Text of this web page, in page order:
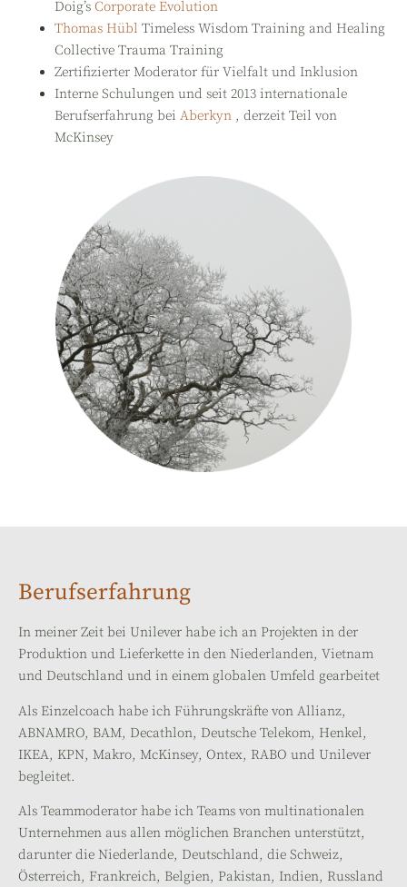
Doig’s Corporate Evolution
Thomas Hübl Timeless Wisdom Training and Healing
Collective Trauma Training
Zertifizierter Moderator für Vielfalt und Inklusion
Interne Schulungen und seit 2013 internationale
Berufserfahrung bei Aberkyn , derzeit Teil von
McKinsey
Berufserfahrung
In meiner Zeit bei Unilever habe ich an Projekten in der
Produktion und Lieferkette in den Niederlanden, Vietnam
und Deutschland und in einem globalen Umfeld gearbeitet
Als Einzelcoach habe ich Führungskräfte von Allianz,
ABNAMRO, BAM, Decathlon, Deutsche Telekom, Henkel,
IKEA, KPN, Makro, McKinsey, Ontex, RABO und Unilever
begleitet.
Als Teammoderator habe ich Teams von multinationalen
Unternehmen aus allen möglichen Branchen unterstützt,
darunter die Niederlande, Deutschland, die Schweiz,
Österreich, Frankreich, Belgien, Pakistan, Indien, Russland